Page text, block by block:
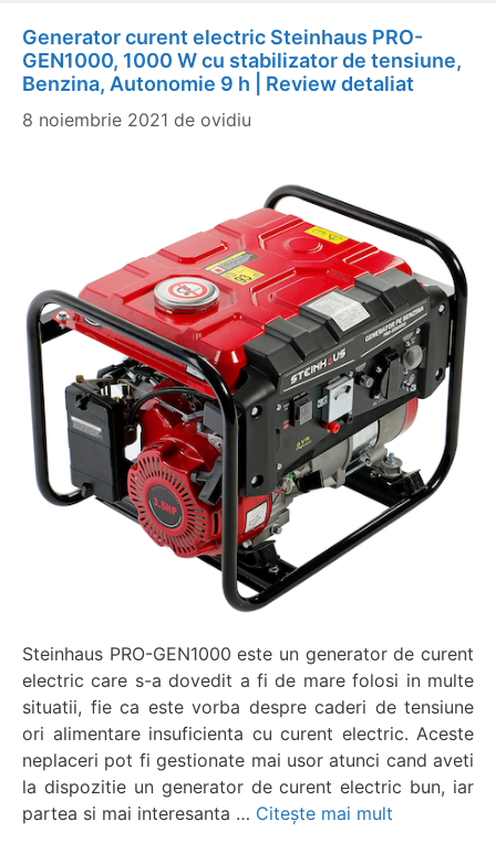
Generator curent electric Steinhaus PRO-
GEN1000, 1000 W cu stabilizator de tensiune,
Benzina, Autonomie 9 h | Review detaliat
8 noiembrie 2021 de ovidiu
Steinhaus PRO-GEN1000 este un generator de curent
electric care s-a dovedit a fi de mare folosi in multe
situatii, fie ca este vorba despre caderi de tensiune
ori alimentare insuficienta cu curent electric. Aceste
neplaceri pot fi gestionate mai usor atunci cand aveti
la dispozitie un generator de curent electric bun, iar
partea si mai interesanta … Citește mai mult